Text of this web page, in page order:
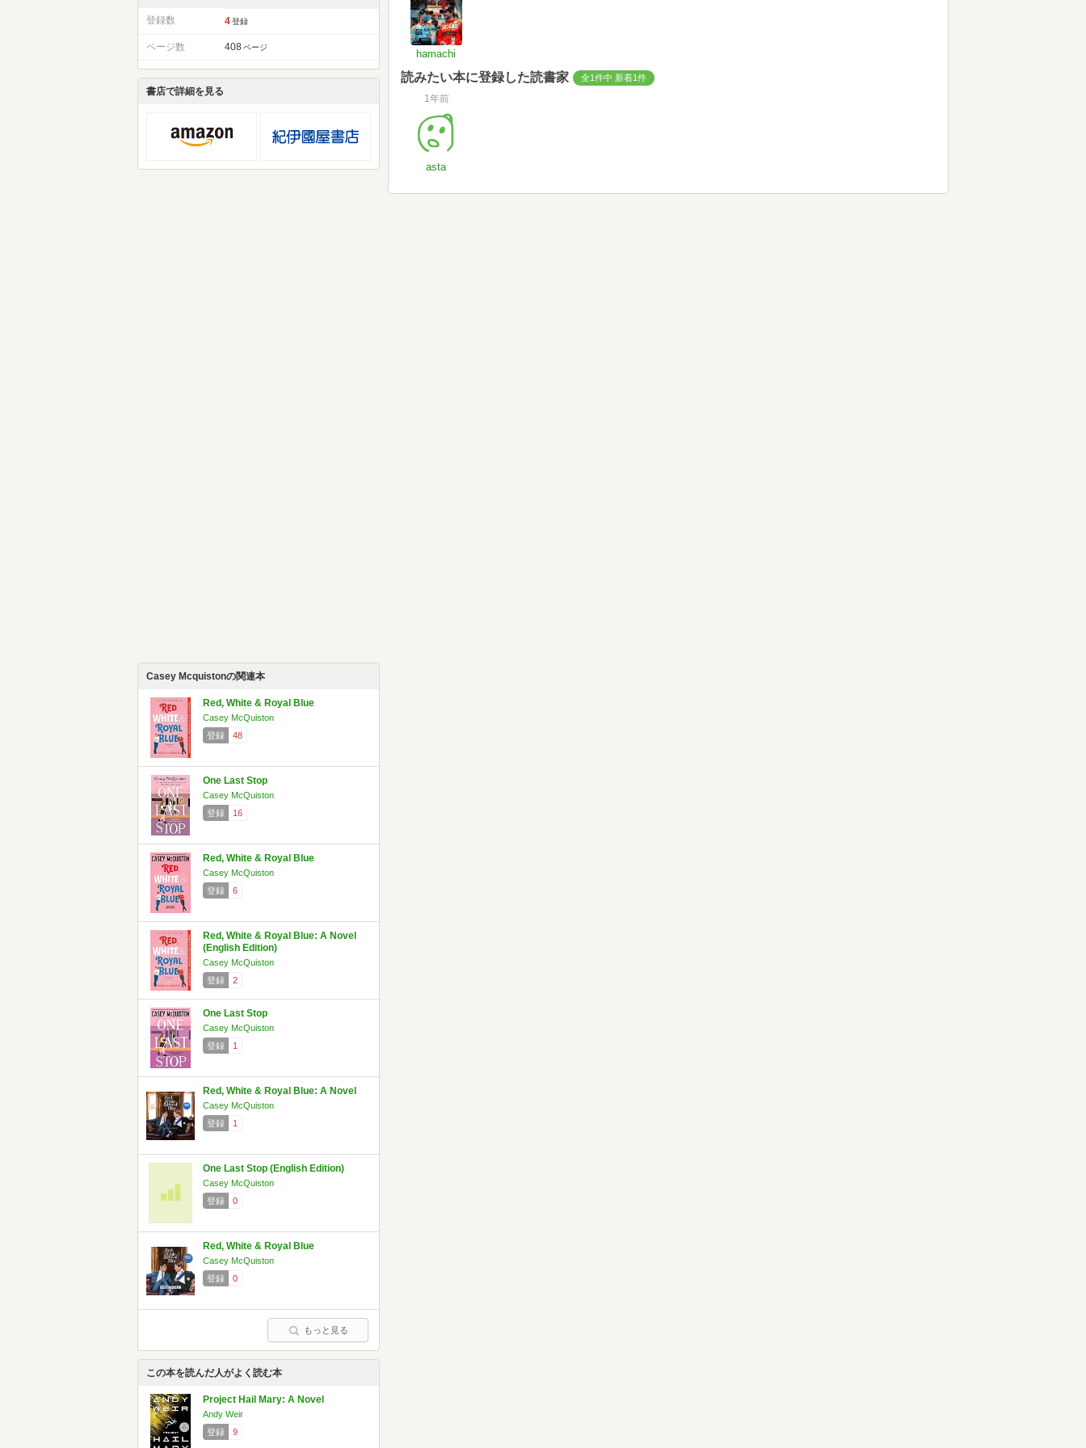
登録数 4 登録
ページ数 408 ページ
書店で詳細を見る
Casey Mcquistonの関連本
Red, White & Royal Blue
Casey McQuiston
登録
48
One Last Stop
Casey McQuiston
登録
16
Red, White & Royal Blue
Casey McQuiston
登録
6
Red, White & Royal Blue: A Novel
(English Edition)
Casey McQuiston
登録
2
One Last Stop
Casey McQuiston
登録
1
Red, White & Royal Blue: A Novel
Casey McQuiston
登録
1
One Last Stop (English Edition)
Casey McQuiston
登録
0
Red, White & Royal Blue
Casey McQuiston
登録
0
もっと見る
この本を読んだ人がよく読む本
Project Hail Mary: A Novel
Andy Weir
登録
9
hamachi
読みたい本に登録した読書家 全1件中 新着1件
1年前
asta